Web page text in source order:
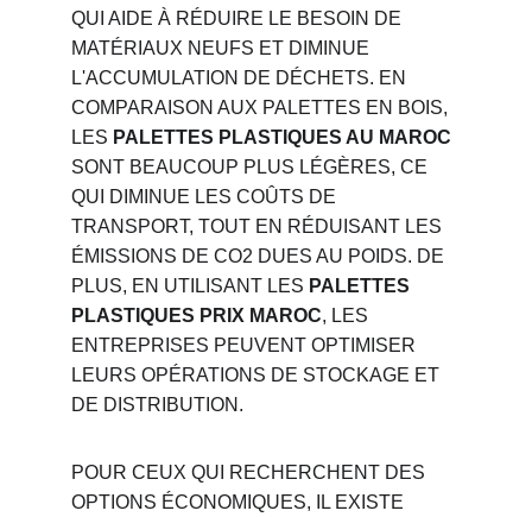
QUI AIDE À RÉDUIRE LE BESOIN DE
MATÉRIAUX NEUFS ET DIMINUE
L'ACCUMULATION DE DÉCHETS. EN
COMPARAISON AUX PALETTES EN BOIS,
LES PALETTES PLASTIQUES AU MAROC
SONT BEAUCOUP PLUS LÉGÈRES, CE
QUI DIMINUE LES COÛTS DE
TRANSPORT, TOUT EN RÉDUISANT LES
ÉMISSIONS DE CO2 DUES AU POIDS. DE
PLUS, EN UTILISANT LES PALETTES
PLASTIQUES PRIX MAROC, LES
ENTREPRISES PEUVENT OPTIMISER
LEURS OPÉRATIONS DE STOCKAGE ET
DE DISTRIBUTION.
POUR CEUX QUI RECHERCHENT DES
OPTIONS ÉCONOMIQUES, IL EXISTE